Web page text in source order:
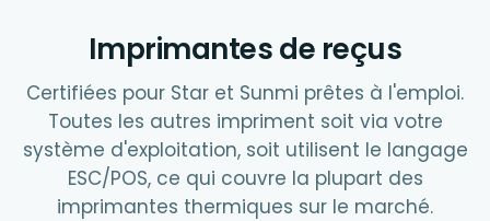
Imprimantes de reçus
Certifiées pour Star et Sunmi prêtes à l'emploi.
Toutes les autres impriment soit via votre
système d'exploitation, soit utilisent le langage
ESC/POS, ce qui couvre la plupart des
imprimantes thermiques sur le marché.